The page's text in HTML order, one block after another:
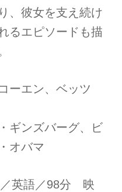
、彼女を支え続け
るエピソードも描
ーエン、ベッツ
ギンズバーグ、ビ
オバマ
／英語／98分 映